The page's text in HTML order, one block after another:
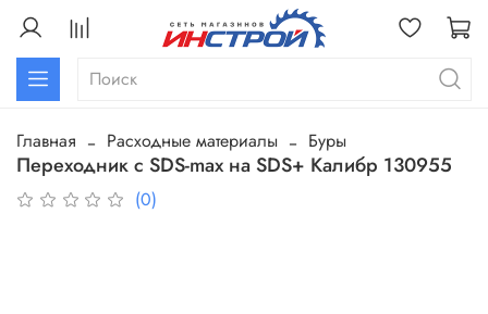
Главная Расходные материалы Буры
Переходник с SDS-max на SDS+ Калибр 130955
(0)